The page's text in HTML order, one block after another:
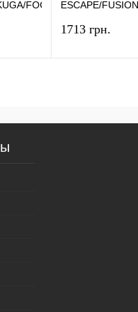
FOCUS/MONDEO
ESCAPE/
1713 грн.
Купить в 1